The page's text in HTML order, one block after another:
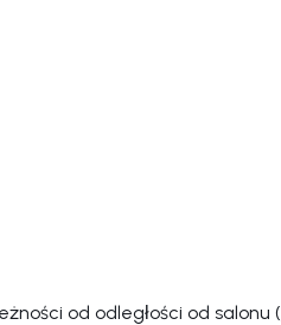
od odległości od salonu (